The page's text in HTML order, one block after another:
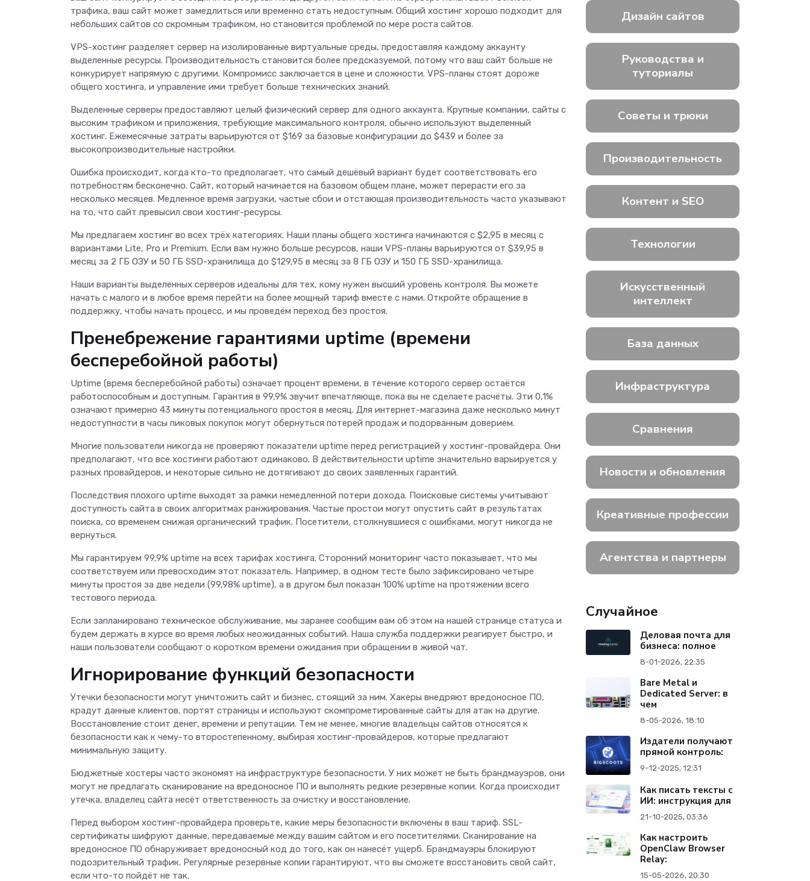
трафика, ваш сайт может замедлиться или временно стать недоступным. Общий хостинг хорошо подходит для
небольших сайтов со скромным трафиком, но становится проблемой по мере роста сайтов.
VPS-хостинг разделяет сервер на изолированные виртуальные среды, предоставляя каждому аккаунту
выделенные ресурсы. Производительность становится более предсказуемой, потому что ваш сайт больше не
конкурирует напрямую с другими. Компромисс заключается в цене и сложности. VPS-планы стоят дороже
общего хостинга, и управление ими требует больше технических знаний.
Выделенные серверы предоставляют целый физический сервер для одного аккаунта. Крупные компании, сайты с
высоким трафиком и приложения, требующие максимального контроля, обычно используют выделенный
хостинг. Ежемесячные затраты варьируются от $169 за базовые конфигурации до $439 и более за
высокопроизводительные настройки.
Ошибка происходит, когда кто-то предполагает, что самый дешёвый вариант будет соответствовать его
потребностям бесконечно. Сайт, который начинается на базовом общем плане, может перерасти его за
несколько месяцев. Медленное время загрузки, частые сбои и отстающая производительность часто указывают
на то, что сайт превысил свои хостинг-ресурсы.
Мы предлагаем хостинг во всех трёх категориях. Наши планы общего хостинга начинаются с $2,95 в месяц с
вариантами Lite, Pro и Premium. Если вам нужно больше ресурсов, наши VPS-планы варьируются от $39,95 в
месяц за 2 ГБ ОЗУ и 50 ГБ SSD-хранилища до $129,95 в месяц за 8 ГБ ОЗУ и 150 ГБ SSD-хранилища.
Наши варианты выделенных серверов идеальны для тех, кому нужен высший уровень контроля. Вы можете
начать с малого и в любое время перейти на более мощный тариф вместе с нами. Откройте обращение в
поддержку, чтобы начать процесс, и мы проведём переход без простоя.
Пренебрежение гарантиями uptime (времени
бесперебойной работы)
Uptime (время бесперебойной работы) означает процент времени, в течение которого сервер остаётся
работоспособным и доступным. Гарантия в 99,9% звучит впечатляюще, пока вы не сделаете расчёты. Эти 0,1%
означают примерно 43 минуты потенциального простоя в месяц. Для интернет-магазина даже несколько минут
недоступности в часы пиковых покупок могут обернуться потерей продаж и подорванным доверием.
Многие пользователи никогда не проверяют показатели uptime перед регистрацией у хостинг-провайдера. Они
предполагают, что все хостинги работают одинаково. В действительности uptime значительно варьируется у
разных провайдеров, и некоторые сильно не дотягивают до своих заявленных гарантий.
Последствия плохого uptime выходят за рамки немедленной потери дохода. Поисковые системы учитывают
доступность сайта в своих алгоритмах ранжирования. Частые простои могут опустить сайт в результатах
поиска, со временем снижая органический трафик. Посетители, столкнувшиеся с ошибками, могут никогда не
вернуться.
Мы гарантируем 99,9% uptime на всех тарифах хостинга. Сторонний мониторинг часто показывает, что мы
соответствуем или превосходим этот показатель. Например, в одном тесте было зафиксировано четыре
минуты простоя за две недели (99,98% uptime), а в другом был показан 100% uptime на протяжении всего
тестового периода.
Если запланировано техническое обслуживание, мы заранее сообщим вам об этом на нашей странице статуса и
будем держать в курсе во время любых неожиданных событий. Наша служба поддержки реагирует быстро, и
наши пользователи сообщают о коротком времени ожидания при обращении в живой чат.
Игнорирование функций безопасности
Утечки безопасности могут уничтожить сайт и бизнес, стоящий за ним. Хакеры внедряют вредоносное ПО,
крадут данные клиентов, портят страницы и используют скомпрометированные сайты для атак на другие.
Восстановление стоит денег, времени и репутации. Тем не менее, многие владельцы сайтов относятся к
безопасности как к чему-то второстепенному, выбирая хостинг-провайдеров, которые предлагают
минимальную защиту.
Бюджетные хостеры часто экономят на инфраструктуре безопасности. У них может не быть брандмауэров, они
могут не предлагать сканирование на вредоносное ПО и выполнять редкие резервные копии. Когда происходит
утечка, владелец сайта несёт ответственность за очистку и восстановление.
Перед выбором хостинг-провайдера проверьте, какие меры безопасности включены в ваш тариф. SSL-
сертификаты шифруют данные, передаваемые между вашим сайтом и его посетителями. Сканирование на
вредоносное ПО обнаруживает вредоносный код до того, как он нанесёт ущерб. Брандмауэры блокируют
подозрительный трафик. Регулярные резервные копии гарантируют, что вы сможете восстановить свой сайт,
если что-то пойдёт не так.
Дизайн сайтов
Руководства и
туториалы
Советы и трюки
Производительность
Контент и SEO
Технологии
Искусственный
интеллект
База данных
Инфраструктура
Сравнения
Новости и обновления
Креативные профессии
Агентства и партнеры
Случайное
Деловая почта для
бизнеса: полное
8-01-2026, 22:35
Bare Metal и
Dedicated Server: в
чем
8-05-2026, 18:10
Издатели получают
прямой контроль:
9-12-2025, 12:31
Как писать тексты с
ИИ: инструкция для
21-10-2025, 03:36
Как настроить
OpenClaw Browser
Relay:
15-05-2026, 20:30